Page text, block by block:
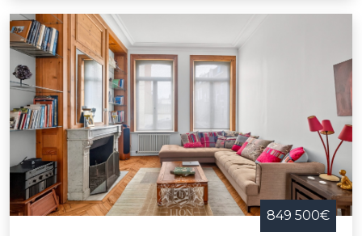
849 500€